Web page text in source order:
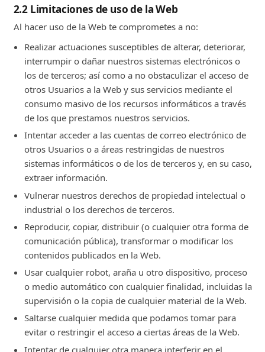
2.2 Limitaciones de uso de la Web
Al hacer uso de la Web te comprometes a no:
Realizar actuaciones susceptibles de alterar, deteriorar,
interrumpir o dañar nuestros sistemas electrónicos o
los de terceros; así como a no obstaculizar el acceso de
otros Usuarios a la Web y sus servicios mediante el
consumo masivo de los recursos informáticos a través
de los que prestamos nuestros servicios.
Intentar acceder a las cuentas de correo electrónico de
otros Usuarios o a áreas restringidas de nuestros
sistemas informáticos o de los de terceros y, en su caso,
extraer información.
Vulnerar nuestros derechos de propiedad intelectual o
industrial o los derechos de terceros.
Reproducir, copiar, distribuir (o cualquier otra forma de
comunicación pública), transformar o modificar los
contenidos publicados en la Web.
Usar cualquier robot, araña u otro dispositivo, proceso
o medio automático con cualquier finalidad, incluidas la
supervisión o la copia de cualquier material de la Web.
Saltarse cualquier medida que podamos tomar para
evitar o restringir el acceso a ciertas áreas de la Web.
Intentar de cualquier otra manera interferir en el